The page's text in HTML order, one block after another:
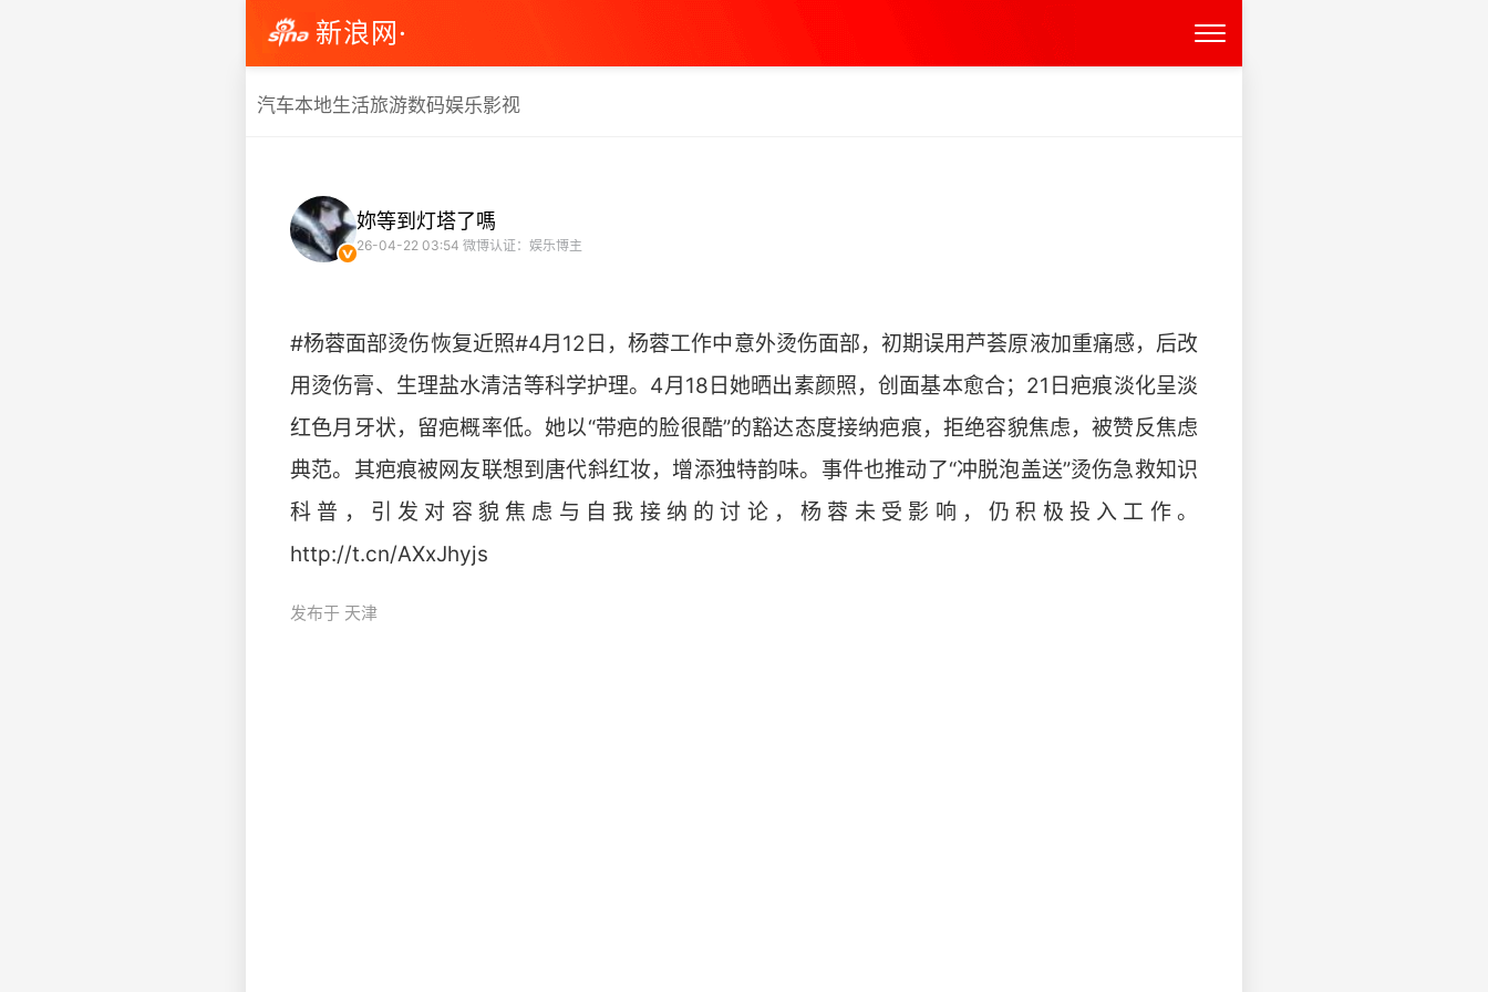
新浪网·
汽车本地生活旅游数码娱乐影视
妳等到灯塔了嗎
26-04-22 03:54 微博认证：娱乐博主
#杨蓉面部烫伤恢复近照#4月12日，杨蓉工作中意外烫伤面部，初期误用芦荟原液加重痛感，后改
用烫伤膏、生理盐水清洁等科学护理。4月18日她晒出素颜照，创面基本愈合；21日疤痕淡化呈淡
红色月牙状，留疤概率低。她以“带疤的脸很酷”的豁达态度接纳疤痕，拒绝容貌焦虑，被赞反焦虑
典范。其疤痕被网友联想到唐代斜红妆，增添独特韵味。事件也推动了“冲脱泡盖送”烫伤急救知识
科普，引发对容貌焦虑与自我接纳的讨论，杨蓉未受影响，仍积极投入工作。
http://t.cn/AXxJhyjs
发布于 天津